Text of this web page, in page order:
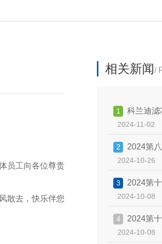
员工向各位尊贵
散去，快乐伴您
相关新闻/
1
科兰迪滤
中的学术交流
2024-11-02
2
2024第
参观
2024-10-26
3
2024第
展览会
2024-10-08
4
2024第
展览会
2024-10-08